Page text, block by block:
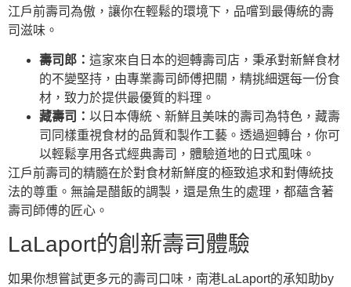
江戶前壽司為傲，讓你在輕鬆的環境下，品嚐到最傳統的壽
司滋味。
壽司郎： 這家來自日本的迴轉壽司店，秉承對新鮮食材
的不變堅持，由專業壽司師傅把關，精挑細選每一份食
材，致力於提供最優質的料理。
藏壽司： 以日本傳統、新鮮且美味的壽司為特色，藏壽
司同樣重視食材的品質和製作工藝。透過迴轉台，你可
以輕鬆享用各式經典壽司，體驗道地的日式風味。
江戶前壽司的精髓在於對食材新鮮度的極致追求和對傳統技
法的尊重。無論是醋飯的調製，還是魚生的處理，都蘊含著
壽司師傅的匠心。
LaLaport的創新壽司體驗
如果你想嘗試更多元的壽司口味，南港LaLaport的承知助by